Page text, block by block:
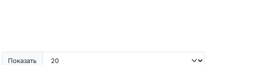
Показать